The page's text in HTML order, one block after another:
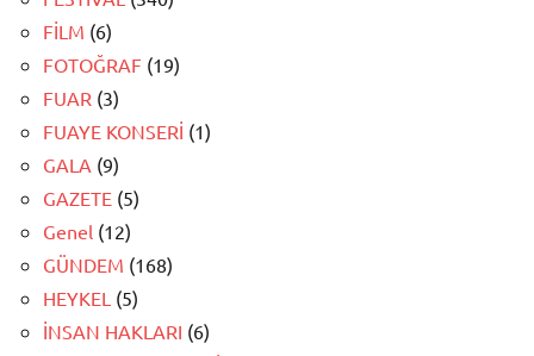
FİLM (6)
FOTOĞRAF (19)
FUAR (3)
FUAYE KONSERİ (1)
GALA (9)
GAZETE (5)
Genel (12)
GÜNDEM (168)
HEYKEL (5)
İNSAN HAKLARI (6)